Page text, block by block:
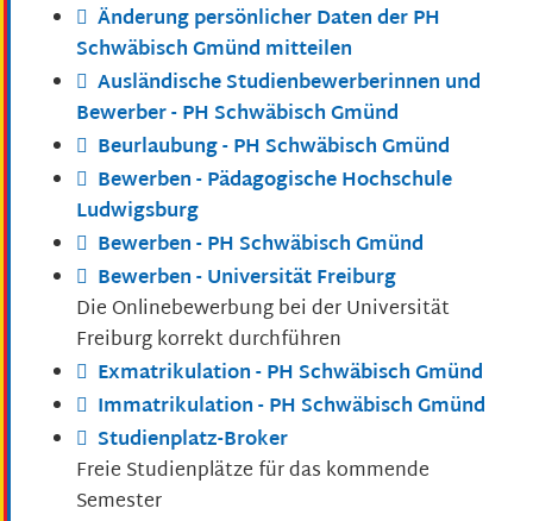
Änderung persönlicher Daten der PH
Schwäbisch Gmünd mitteilen
Ausländische Studienbewerberinnen und
Bewerber - PH Schwäbisch Gmünd
Beurlaubung - PH Schwäbisch Gmünd
Bewerben - Pädagogische Hochschule
Ludwigsburg
Bewerben - PH Schwäbisch Gmünd
Bewerben - Universität Freiburg
Die Onlinebewerbung bei der Universität
Freiburg korrekt durchführen
Exmatrikulation - PH Schwäbisch Gmünd
Immatrikulation - PH Schwäbisch Gmünd
Studienplatz-Broker
Freie Studienplätze für das kommende
Semester